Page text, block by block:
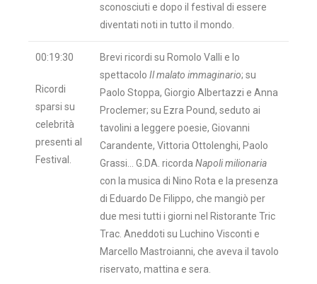
sconosciuti e dopo il festival di essere
diventati noti in tutto il mondo.
00:19:30
Ricordi
sparsi su
celebrità
presenti al
Festival.
Brevi ricordi su Romolo Valli e lo
spettacolo Il malato immaginario; su
Paolo Stoppa, Giorgio Albertazzi e Anna
Proclemer; su Ezra Pound, seduto ai
tavolini a leggere poesie, Giovanni
Carandente, Vittoria Ottolenghi, Paolo
Grassi… G.DA. ricorda Napoli milionaria
con la musica di Nino Rota e la presenza
di Eduardo De Filippo, che mangiò per
due mesi tutti i giorni nel Ristorante Tric
Trac. Aneddoti su Luchino Visconti e
Marcello Mastroianni, che aveva il tavolo
riservato, mattina e sera.